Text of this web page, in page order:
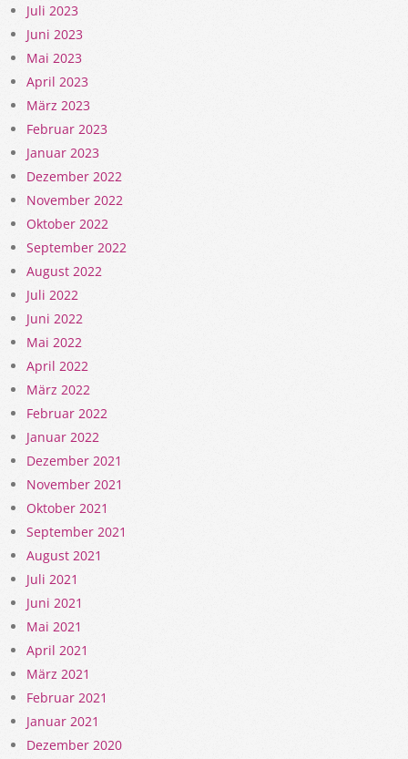
Juli 2023
Juni 2023
Mai 2023
April 2023
März 2023
Februar 2023
Januar 2023
Dezember 2022
November 2022
Oktober 2022
September 2022
August 2022
Juli 2022
Juni 2022
Mai 2022
April 2022
März 2022
Februar 2022
Januar 2022
Dezember 2021
November 2021
Oktober 2021
September 2021
August 2021
Juli 2021
Juni 2021
Mai 2021
April 2021
März 2021
Februar 2021
Januar 2021
Dezember 2020